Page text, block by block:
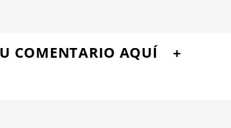
COMENTARIO AQUÍ